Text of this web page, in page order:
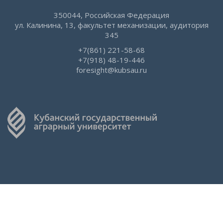
350044, Российская Федерация
ул. Калинина, 13, факультет механизации, аудитория
345
+7(861) 221-58-68
+7(918) 48-19-446
foresight@kubsau.ru